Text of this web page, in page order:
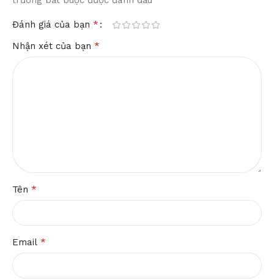
Đánh giá của bạn *
Nhận xét của bạn *
Tên *
Email *